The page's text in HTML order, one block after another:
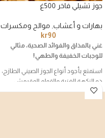
جوز تشيلي فاخر 500غ
بهارات و أعشاب موالح ومكسرات
kr90
غني بالمذاق والفوائد الصحية، مثالي
للوجبات الخفيفة والطهي!
استمتع بأجود أنواع الجوز الصيني الطازج،
ذو النكهة الغنية والقوام المقرمش،
والمثالي لإضافته إلى وصفاتك اليومية أو